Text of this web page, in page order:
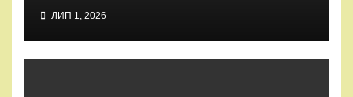
ЛИП 1, 2026